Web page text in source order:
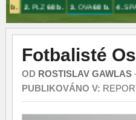
b. 2.PLZ68 b. 3.OVA68 b. 4.SPA
Fotbalisté
OD ROSTISLAV GAWLAS
PUBLIKOVÁNO V: